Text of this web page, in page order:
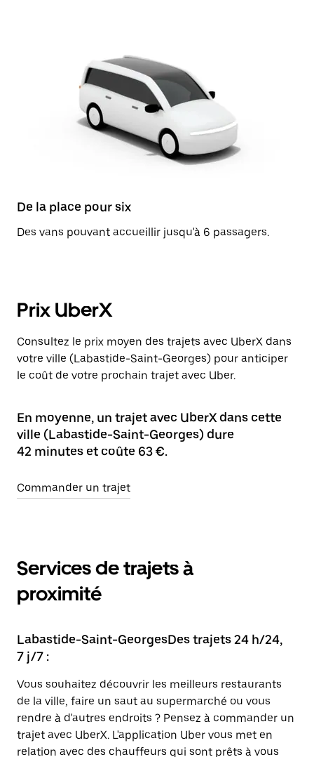
De la place pour six
Des vans pouvant accueillir jusqu'à 6 passagers.
Prix UberX
Consultez le prix moyen des trajets avec UberX dans
votre ville (Labastide-Saint-Georges) pour anticiper
le coût de votre prochain trajet avec Uber.
En moyenne, un trajet avec UberX dans cette
ville (Labastide-Saint-Georges) dure
42 minutes et coûte 63 €.
Commander un trajet
Services de trajets à
proximité
Labastide-Saint-GeorgesDes trajets 24 h/24,
7 j/7 :
Vous souhaitez découvrir les meilleurs restaurants
de la ville, faire un saut au supermarché ou vous
rendre à d'autres endroits ? Pensez à commander un
trajet avec UberX. L'application Uber vous met en
relation avec des chauffeurs qui sont prêts à vous